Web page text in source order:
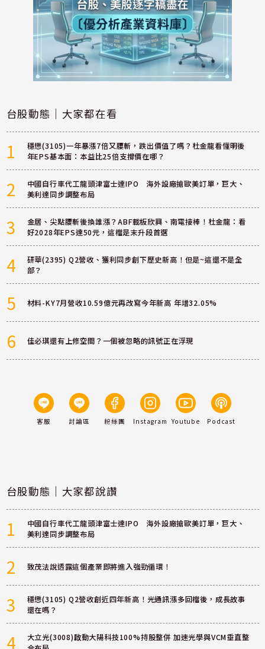
台股動態｜大家都在看
1
穩懋(3105)一年暴漲7倍又腰斬，跌出價值了嗎？杜金龍看懂明後
年EPS基本面：本益比25倍支撐價在哪？
2
中國自行車代工龍頭津富士達IPO 海外設廠搶歐美訂單，巨大、
美利達同步調整布局
3
金居、尖點腰斬後換誰漲？ABF載板欣興、南電接棒！杜金龍：看
好2028年EPS達50元，這檔是末升段首選
4
研華(2395) Q2營收、獲利同步創下歷史新高！但是~這還不是全
部？
5 材料-KY7月營收10.59億元再改寫今年新高 年增32.05%
6 佳必琪還有上修空間？一個被忽略的訊號正在浮現
客服 討論區 粉絲團 Instagram Youtube Podcast
台股動態｜大家都說讚
1
中國自行車代工龍頭津富士達IPO 海外設廠搶歐美訂單，巨大、
美利達同步調整布局
2 致茂法說透露這個產業即將進入強勁循環！
3
穩懋(3105) Q2營收創近四年新高！光通訊漲多回檔後，成長故事
還在嗎？
4
大立光(3008)啟動大陽科技100%持股整併 加速光學與VCM垂直整